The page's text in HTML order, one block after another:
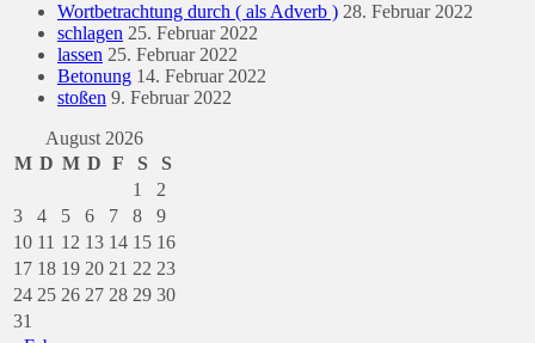
Wortbetrachtung durch ( als Adverb ) 28. Februar 2022
schlagen 25. Februar 2022
lassen 25. Februar 2022
Betonung 14. Februar 2022
stoßen 9. Februar 2022
August 2026
M D M D F S
S
1
2
3
4 5 6 7 8
9
10 11 12 13 14 15 16
17 18 19 20 21 22 23
24 25 26 27 28 29 30
31